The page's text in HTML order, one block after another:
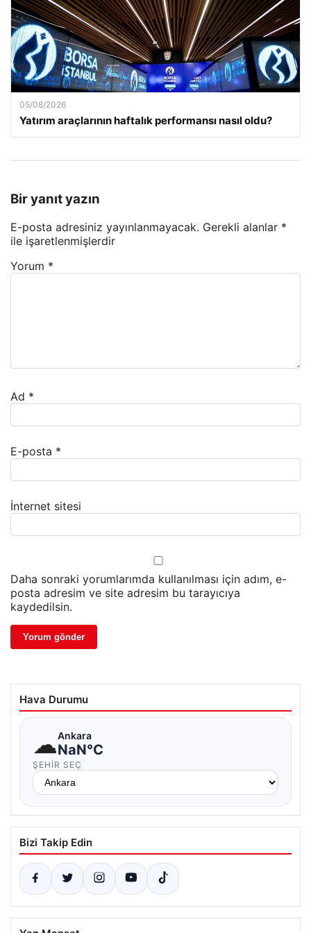
05/08/2026
Yatırım araçlarının haftalık performansı nasıl oldu?
Bir yanıt yazın
E-posta adresiniz yayınlanmayacak. Gerekli alanlar *
ile işaretlenmişlerdir
Yorum *
Ad *
E-posta *
İnternet sitesi
Daha sonraki yorumlarımda kullanılması için adım, e-
posta adresim ve site adresim bu tarayıcıya
kaydedilsin.
Hava Durumu
☁Ankara
NaN°C
ŞEHIR SEÇ
Bizi Takip Edin